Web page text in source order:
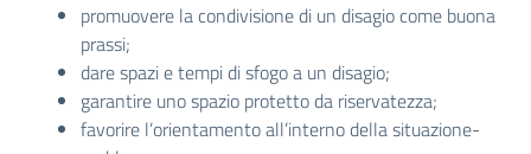
promuovere la condivisione di un disagio come buona
prassi;
dare spazi e tempi di sfogo a un disagio;
garantire uno spazio protetto da riservatezza;
favorire l’orientamento all’interno della situazione-